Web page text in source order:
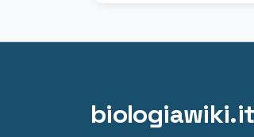
biologiawiki.it